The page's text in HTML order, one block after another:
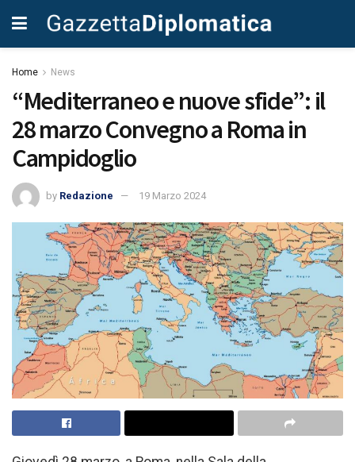
Home News
“Mediterraneo e nuove sfide”: il
28 marzo Convegno a Roma in
Campidoglio
by Redazione 19 Marzo 2024